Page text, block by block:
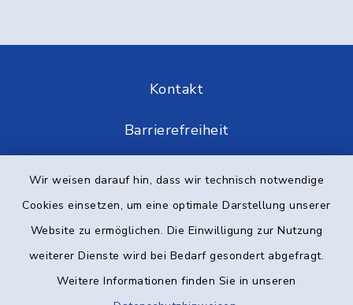
Wir weisen darauf hin, dass wir technisch notwendige
Cookies einsetzen, um eine optimale Darstellung unserer
Website zu ermöglichen. Die Einwilligung zur Nutzung
weiterer Dienste wird bei Bedarf gesondert abgefragt.
Weitere Informationen finden Sie in unseren
Kontakt
Barrierefreiheit
Datenschutz
Impressum
Elektronische Kommunikation